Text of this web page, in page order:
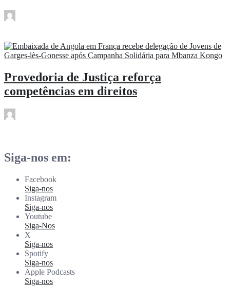
Provedoria de Justiça reforça
competências em direitos
Siga-nos em:
Facebook
Siga-nos
Instagram
Siga-nos
Youtube
Siga-Nos
X
Siga-nos
Spotify
Siga-nos
Apple Podcasts
Siga-nos